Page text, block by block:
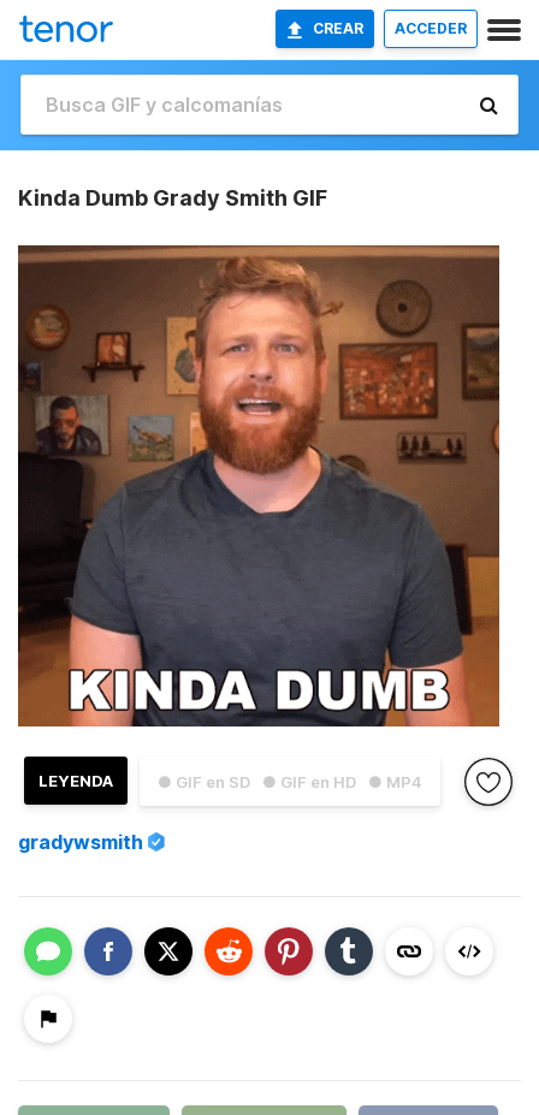
CREAR ACCEDER
Kinda Dumb Grady Smith GIF
● GIF en SD ● GIF en HD ● MP4
LEYENDA
gradywsmith